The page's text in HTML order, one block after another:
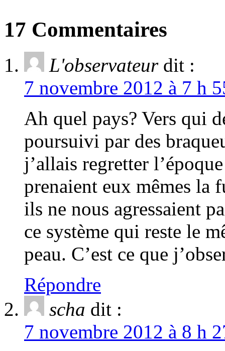
17 Commentaires
L'observateur dit :
7 novembre 2012 à 7 h
Ah quel pays? Vers qui
poursuivi par des
j’allais regretter
prenaient eux mêmes la
ils ne nous agressaient
ce système qui reste le
peau. C’est ce que
Répondre
scha dit :
7 novembre 2012 à 8 h